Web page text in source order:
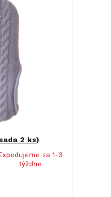
2 ks)
za 1-3
týždne